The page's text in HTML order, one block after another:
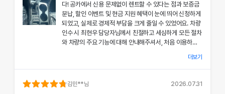
렌트료를 제공받았고, 즉시 출고되는 신차 덕분에 긴급 상
황에서도 차질 없이 차량을 이용할 수 있었던 점이 특히 인
상 깊었어요.
쏘나타의 세련된 디자인과 최신 편의 기능, 그리고 안전 장
치에 대한 세심한 관리가 직접 눈으로 확인되면서 전체적인
다시 이용하고 싶은 강력한 동기가 되었어요.
다! 공카에서 신용 문제없이 렌트할 수 있다는 점과 보증금
분납, 할인 이벤트 및 현금 지원 혜택이 눈에 띄어 신청하게
되었고, 실제로 경제적 부담을 크게 줄일 수 있었어요. 차량
인수 시 최현우 담당자님께서 친절하고 세심하게 모든 절차
와 차량의 주요 기능에 대해 안내해주셔서, 처음 이용하는
공카의 본부 직거래 시스템 덕분에 렌트료가 매우 합리적으
로 책정되었고, 필요할 때마다 즉시 출고되는 신차 시스템
은 제 일정에 맞춰 안정적으로 차량을 이용할 수 있도록 도
더보기
김민**님 2026.07.31
'(주)공카'는 (이하 '회사'는) 고객님의 개인정보를 중요시하며, "정보
통신망 이용촉진 및 정보보호"에 관한 법률을 준수하고 있습니다.